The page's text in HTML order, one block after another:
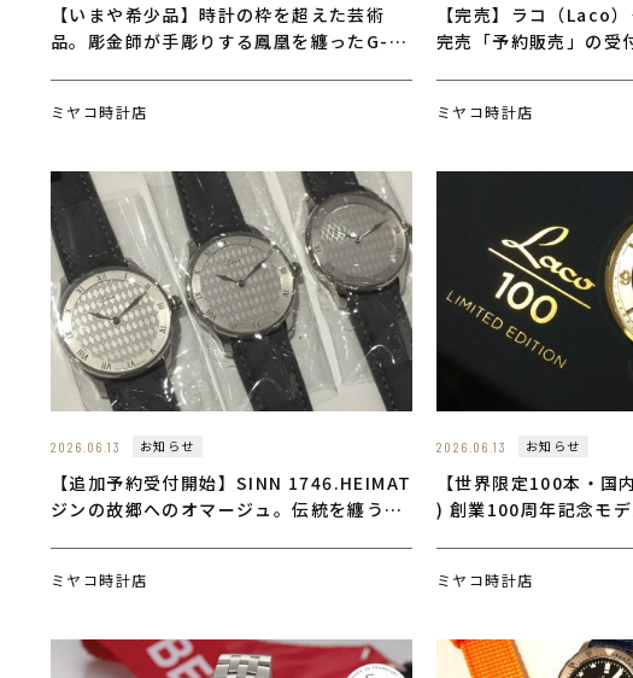
【いまや希少品】時計の枠を超えた芸術
品。彫金師が手彫りする鳳凰を纏ったG-
ミヤコ時計店
【完売】ラコ（Laco
完売「予約販売」の受
ミヤコ時計店
2026.06.13 お知らせ
【追加予約受付開始】SINN 1746.HEIMAT
ジンの故郷へのオマージュ。伝統を纏う美
ミヤコ時計店
2026.06.13 お知らせ
【世界限定100本・国
) 創業100周年記念モ
ミヤコ時計店